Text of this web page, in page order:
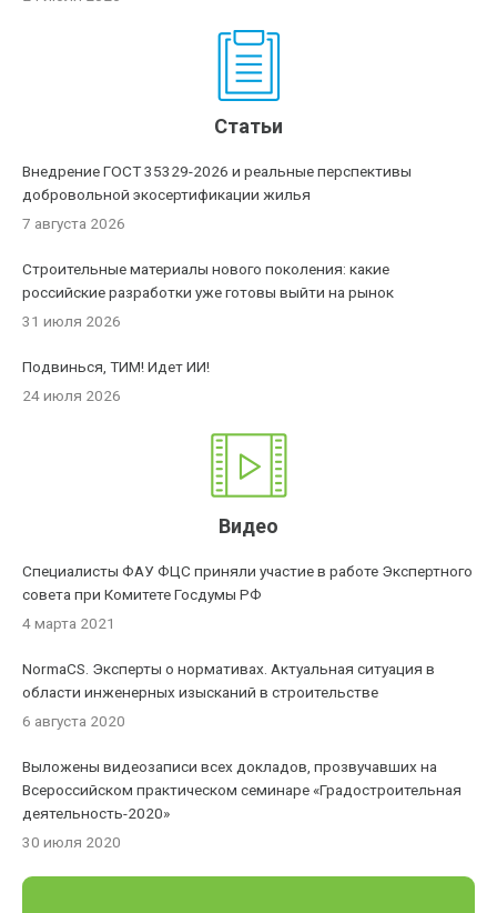
Статьи
Внедрение ГОСТ 35329-2026 и реальные перспективы
добровольной экосертификации жилья
7 августа 2026
Строительные материалы нового поколения: какие
российские разработки уже готовы выйти на рынок
31 июля 2026
Подвинься, ТИМ! Идет ИИ!
24 июля 2026
Видео
Специалисты ФАУ ФЦС приняли участие в работе Экспертного
совета при Комитете Госдумы РФ
4 марта 2021
NormaCS. Эксперты о нормативах. Актуальная ситуация в
области инженерных изысканий в строительстве
6 августа 2020
Выложены видеозаписи всех докладов, прозвучавших на
Всероссийском практическом семинаре «Градостроительная
деятельность-2020»
30 июля 2020